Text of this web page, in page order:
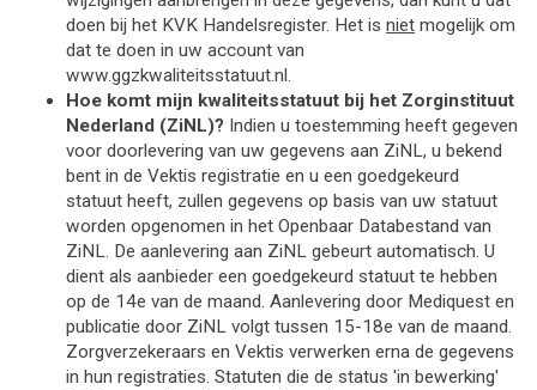
doen bij het KVK Handelsregister. Het is niet mogelijk om
dat te doen in uw account van
www.ggzkwaliteitsstatuut.nl.
Hoe komt mijn kwaliteitsstatuut bij het Zorginstituut
Nederland (ZiNL)? Indien u toestemming heeft gegeven
voor doorlevering van uw gegevens aan ZiNL, u bekend
bent in de Vektis registratie en u een goedgekeurd
statuut heeft, zullen gegevens op basis van uw statuut
worden opgenomen in het Openbaar Databestand van
ZiNL. De aanlevering aan ZiNL gebeurt automatisch. U
dient als aanbieder een goedgekeurd statuut te hebben
op de 14e van de maand. Aanlevering door Mediquest en
publicatie door ZiNL volgt tussen 15-18e van de maand.
Zorgverzekeraars en Vektis verwerken erna de gegevens
in hun registraties. Statuten die de status 'in bewerking'